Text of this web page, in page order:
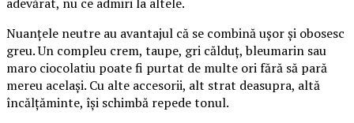
Nuanțele neutre au avantajul că se combină ușor și obosesc
greu. Un compleu crem, taupe, gri călduț, bleumarin sau
maro ciocolatiu poate fi purtat de multe ori fără să pară
mereu același. Cu alte accesorii, alt strat deasupra, altă
încălțăminte, își schimbă repede tonul.